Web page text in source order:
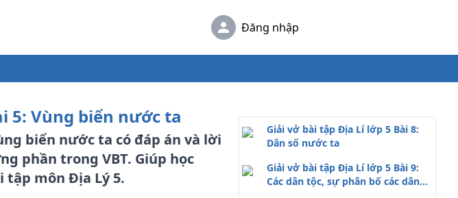
Đăng nhập
5: Vùng biển nước ta
biển nước ta có đáp án và lời
phần trong VBT. Giúp học
tập môn Địa Lý 5.
Giải vở bài tập Địa Lí lớp 5 Bài 8:
Dân số nước ta
Giải vở bài tập Địa Lí lớp 5 Bài 9:
Các dân tộc, sự phân bố các dân